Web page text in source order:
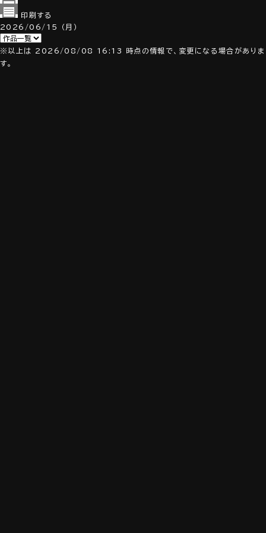
印刷する
2026/06/15
（月）
※以上は 2026/08/08 16:13 時点の情報で、変更になる場合がありま
す。